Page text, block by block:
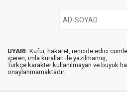
UYARI: Küfür, hakaret, rencide edici
içeren, imla kuralları ile yazılmamış,
Türkçe karakter kullanılmayan ve büyük
onaylanmamaktadır.